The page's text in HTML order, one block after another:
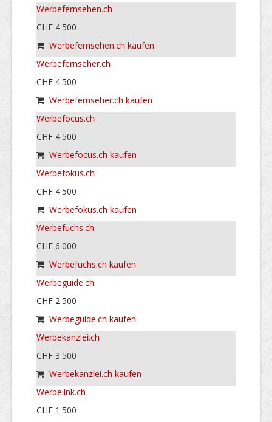
Werbefernsehen.ch
CHF 4'500
Werbefernsehen.ch kaufen
Werbefernseher.ch
CHF 4'500
Werbefernseher.ch kaufen
Werbefocus.ch
CHF 4'500
Werbefocus.ch kaufen
Werbefokus.ch
CHF 4'500
Werbefokus.ch kaufen
Werbefuchs.ch
CHF 6'000
Werbefuchs.ch kaufen
Werbeguide.ch
CHF 2'500
Werbeguide.ch kaufen
Werbekanzlei.ch
CHF 3'500
Werbekanzlei.ch kaufen
Werbelink.ch
CHF 1'500